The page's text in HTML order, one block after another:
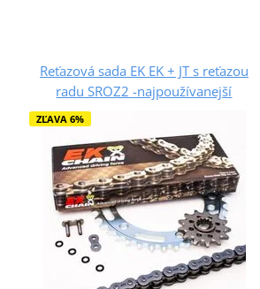
Reťazová sada EK EK + JT s reťazou
radu SROZ2 -najpoužívanejší
ZĽAVA 6%